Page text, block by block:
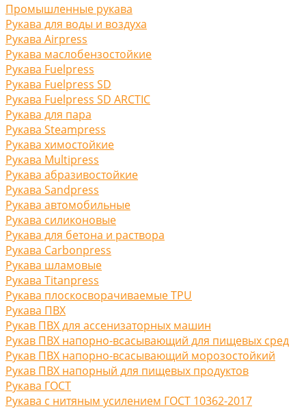
Промышленные рукава
Рукава для воды и воздуха
Рукава Airpress
Рукава маслобензостойкие
Рукава Fuelpress
Рукава Fuelpress SD
Рукава Fuelpress SD ARCTIC
Рукава для пара
Рукава Steampress
Рукава химостойкие
Рукава Multipress
Рукава абразивостойкие
Рукава Sandpress
Рукава автомобильные
Рукава силиконовые
Рукава для бетона и раствора
Рукава Carbonpress
Рукава шламовые
Рукава Titanpress
Рукава плоскосворачиваемые TPU
Рукава ПВХ
Рукав ПВХ для ассенизаторных машин
Рукав ПВХ напорно-всасывающий для пищевых сред
Рукав ПВХ напорно-всасывающий морозостойкий
Рукав ПВХ напорный для пищевых продуктов
Рукава ГОСТ
Рукава с нитяным усилением ГОСТ 10362-2017